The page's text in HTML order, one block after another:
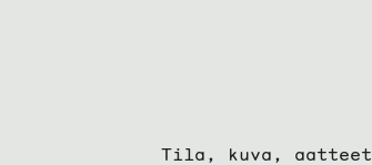
Tila, kuva, aatteet